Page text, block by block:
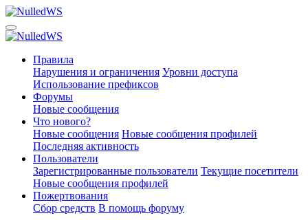
Правила
Нарушения и ограничения Уровни доступа
Использование префиксов
Форумы
Новые сообщения
Что нового?
Новые сообщения Новые сообщения профилей
Последняя активность
Пользователи
Зарегистрированные пользователи Текущие посетители
Новые сообщения профилей
Пожертвования
Сбор средств В помощь форуму